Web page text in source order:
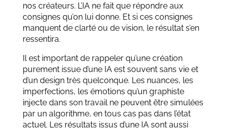
nos créateurs. L’IA ne fait que répondre aux
consignes qu’on lui donne. Et si ces consignes
manquent de clarté ou de vision, le résultat s’en
ressentira.
Il est important de rappeler qu’une création
purement issue d’une IA est souvent sans vie et
d’un design très quelconque. Les nuances, les
imperfections, les émotions qu’un graphiste
injecte dans son travail ne peuvent être simulées
par un algorithme, en tous cas pas dans l’état
actuel. Les résultats issus d’une IA sont aussi